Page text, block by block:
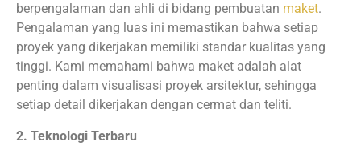
berpengalaman dan ahli di bidang pembuatan maket.
Pengalaman yang luas ini memastikan bahwa setiap
proyek yang dikerjakan memiliki standar kualitas yang
tinggi. Kami memahami bahwa maket adalah alat
penting dalam visualisasi proyek arsitektur, sehingga
setiap detail dikerjakan dengan cermat dan teliti.
2. Teknologi Terbaru